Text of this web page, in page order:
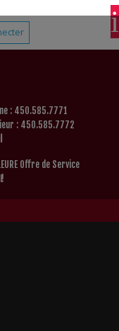
: 450.585.7771
: 450.585.7772
Offre de Service